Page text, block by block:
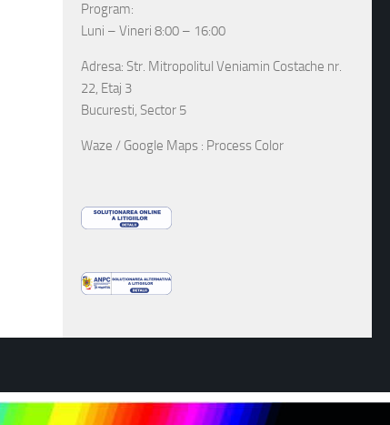
Program:
Luni – Vineri 8:00 – 16:00
Adresa: Str. Mitropolitul Veniamin Costache nr.
22, Etaj 3
Bucuresti, Sector 5
Waze / Google Maps : Process Color